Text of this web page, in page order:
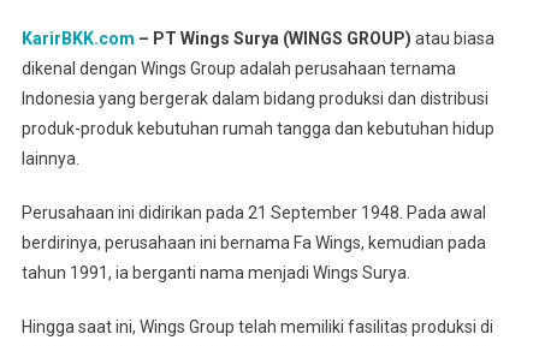
KarirBKK.com – PT Wings Surya (WINGS GROUP) atau biasa
dikenal dengan Wings Group adalah perusahaan ternama
Indonesia yang bergerak dalam bidang produksi dan distribusi
produk-produk kebutuhan rumah tangga dan kebutuhan hidup
lainnya.
Perusahaan ini didirikan pada 21 September 1948. Pada awal
berdirinya, perusahaan ini bernama Fa Wings, kemudian pada
tahun 1991, ia berganti nama menjadi Wings Surya.
Hingga saat ini, Wings Group telah memiliki fasilitas produksi di